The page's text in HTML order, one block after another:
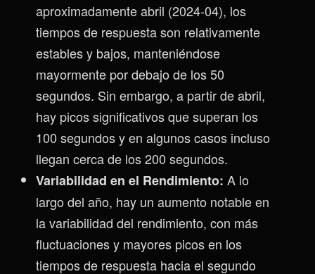
aproximadamente abril (2024-04), los
tiempos de respuesta son relativamente
estables y bajos, manteniéndose
mayormente por debajo de los 50
segundos. Sin embargo, a partir de abril,
hay picos significativos que superan los
100 segundos y en algunos casos incluso
llegan cerca de los 200 segundos.
Variabilidad en el Rendimiento: A lo
largo del año, hay un aumento notable en
la variabilidad del rendimiento, con más
fluctuaciones y mayores picos en los
tiempos de respuesta hacia el segundo